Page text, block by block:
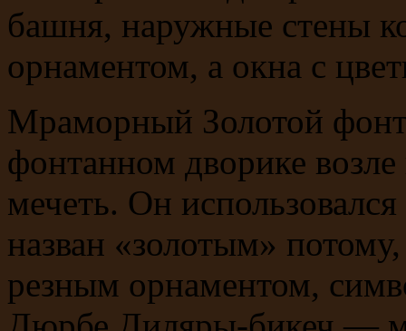
башня, наружные стены
орнаментом, а окна с
Мраморный Золотой
фонтанном дворике
мечеть. Он
назван «золотым»
резным орнаментом,